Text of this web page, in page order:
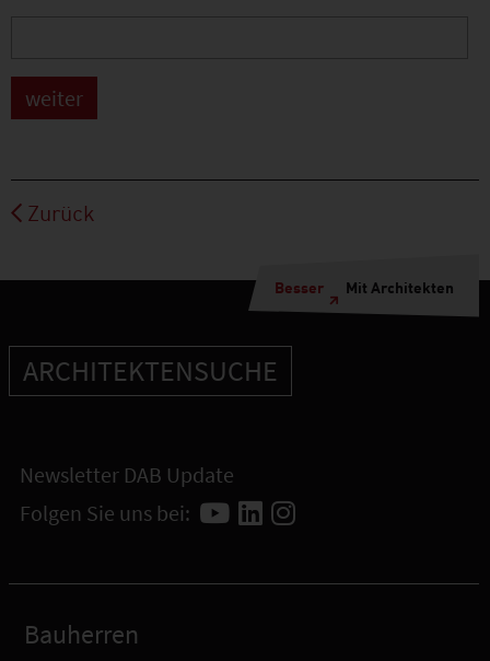
Zurück
Besser Mit Architekten
ARCHITEKTENSUCHE
Newsletter DAB Update
Folgen Sie uns bei:
Bauherren